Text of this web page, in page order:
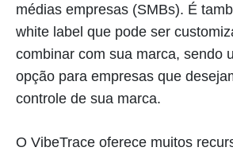
médias empresas (SMBs). É
white label que pode ser
combinar com sua marca, sendo
opção para empresas que
controle de sua marca.
O VibeTrace oferece muitos